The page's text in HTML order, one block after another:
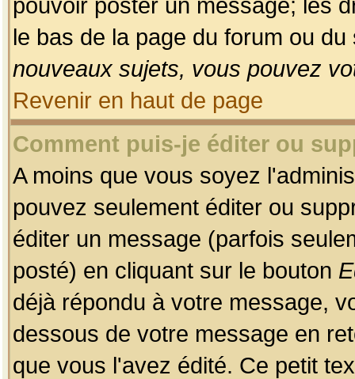
le bas de la page du forum ou
nouveaux sujets, vous pouvez
Revenir en haut de page
Comment puis-je éditer ou
A moins que vous soyez
pouvez seulement éditer ou
éditer un message (parfois
posté) en cliquant sur le bouton
déjà répondu à votre message,
dessous de votre message en
que vous l'avez édité. Ce petit